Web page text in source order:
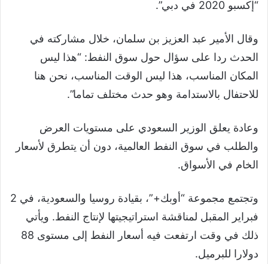
“إكسبو 2020 في دبي”.
وقال الأمير عبد العزيز بن سلمان، خلال مشاركته في
الحدث ردا على سؤال حول سوق النفط: “هذا ليس
المكان المناسب، هذا ليس الوقت المناسب، نحن هنا
للاحتفال بالاستدامة وهو حدث مختلف تماما”.
وعادة يعلق الوزير السعودي على مستويات العرض
والطلب في سوق النفط العالمية، دون أن يتطرق لأسعار
الخام في الأسواق.
وتجتمع مجموعة “أوبك+”، بقيادة روسيا والسعودية، في 2
فبراير المقبل لمناقشة استراتيجيتها لإنتاج النفط. ويأتي
ذلك في وقت ارتفعت فيه أسعار النفط إلى مستوى 88
دولارا للبرميل.